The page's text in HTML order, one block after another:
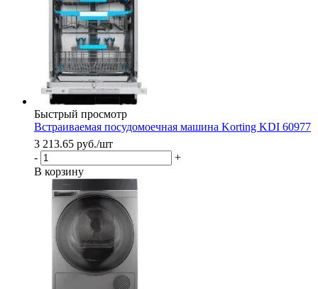
Быстрый просмотр
Встраиваемая посудомоечная машина Korting KDI 60977
3 213.65 руб./шт
-
+
В корзину